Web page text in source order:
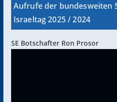
Aufrufe der bundesweiten
Israeltag 2025 / 2024
SE Botschafter Ron Prosor